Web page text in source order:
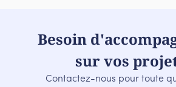
Besoin
sur vos
Contactez-nous pour toute